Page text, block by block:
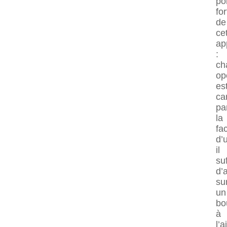
de
:
la
il
un
à